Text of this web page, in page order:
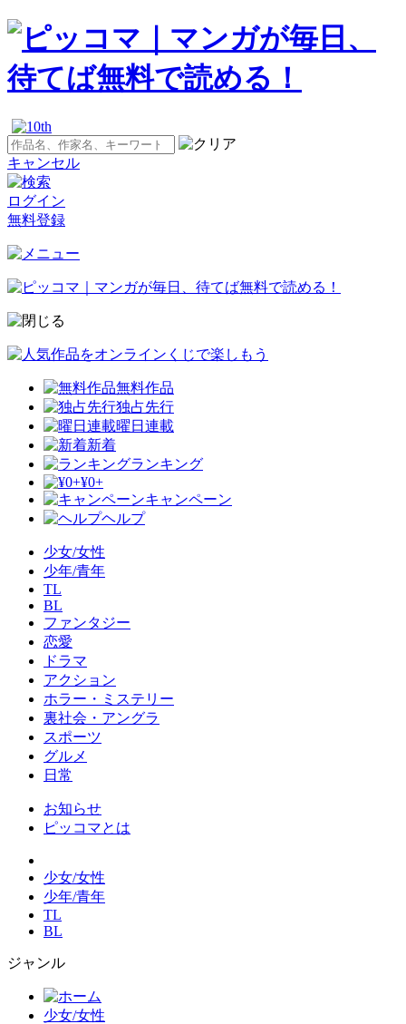
キャンセル
ログイン
無料登録
無料作品
独占先行
曜日連載
新着
ランキング
¥0+
キャンペーン
ヘルプ
少女/女性
少年/青年
TL
BL
ファンタジー
恋愛
ドラマ
アクション
ホラー・ミステリー
裏社会・アングラ
スポーツ
グルメ
日常
お知らせ
ピッコマとは
少女/女性
少年/青年
TL
BL
ジャンル
少女/女性